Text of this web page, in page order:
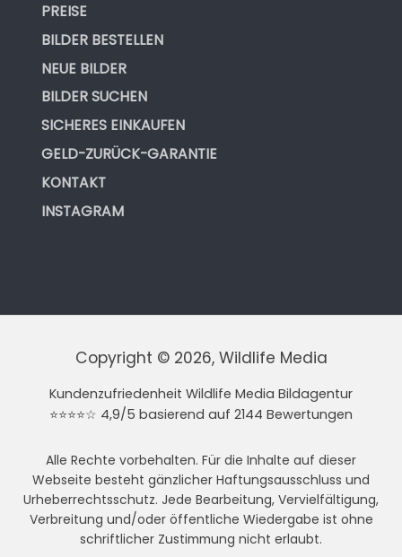
PREISE
BILDER BESTELLEN
NEUE BILDER
BILDER SUCHEN
SICHERES EINKAUFEN
GELD-ZURÜCK-GARANTIE
KONTAKT
INSTAGRAM
Copyright © 2026, Wildlife Media
Kundenzufriedenheit Wildlife Media Bildagentur
⭐⭐⭐⭐☆ 4,9/5 basierend auf 2144 Bewertungen
Alle Rechte vorbehalten. Für die Inhalte auf dieser
Webseite besteht gänzlicher Haftungsausschluss und
Urheberrechtsschutz. Jede Bearbeitung, Vervielfältigung,
Verbreitung und/oder öffentliche Wiedergabe ist ohne
schriftlicher Zustimmung nicht erlaubt.